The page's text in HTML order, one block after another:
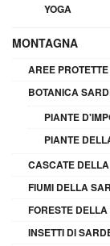
YOGA
MONTAGNA
AREE
BOTANICA
PIANTE
PIANTE
CASCATE
FIUMI DELLA
FORESTE
INSETTI DI